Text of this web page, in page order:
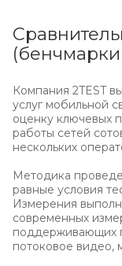
Компания 2TEST
услуг мобильной
оценку ключевых
работы сетей
нескольких
Методика
равные условия
Измерения
современных
поддерживающих
потоковое видео,